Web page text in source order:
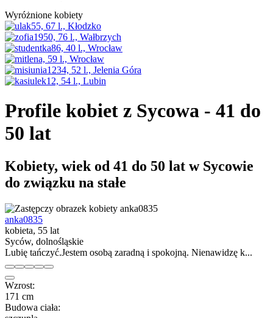
Wyróżnione kobiety
Profile kobiet z Sycowa - 41 do
50 lat
Kobiety, wiek od 41 do 50 lat w Sycowie
do związku na stałe
anka0835
kobieta, 55 lat
Syców, dolnośląskie
Lubię tańczyć.Jestem osobą zaradną i spokojną. Nienawidzę k...
Wzrost:
171 cm
Budowa ciała: